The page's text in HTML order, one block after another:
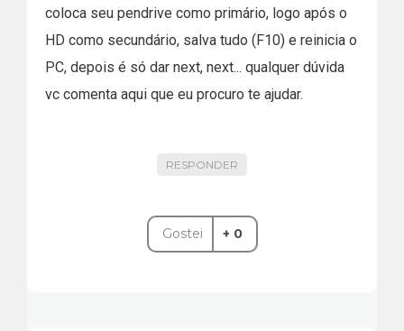
coloca seu pendrive como primário, logo após o
HD como secundário, salva tudo (F10) e reinicia o
PC, depois é só dar next, next... qualquer dúvida
vc comenta aqui que eu procuro te ajudar.
RESPONDER
Gostei + 0